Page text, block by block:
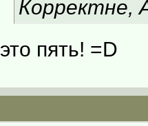
Корректне,
это пять! =D